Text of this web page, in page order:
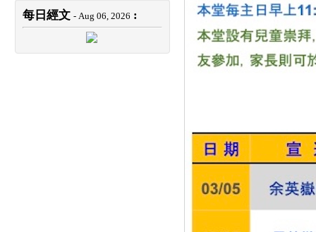
每日經文 - Aug 06, 2026 :